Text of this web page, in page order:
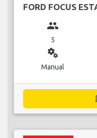
FORD FOCUS
group
5
miscellaneous_services
Manual